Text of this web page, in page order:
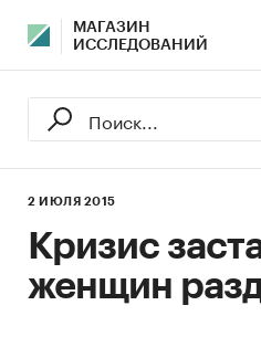
МАГАЗИН
ИССЛЕДОВАНИЙ
2 ИЮЛЯ 2015
Кризис
женщин